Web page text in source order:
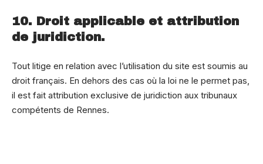
10. Droit applicable et attribution
de juridiction.
Tout litige en relation avec l’utilisation du site est soumis au
droit français. En dehors des cas où la loi ne le permet pas,
il est fait attribution exclusive de juridiction aux tribunaux
compétents de Rennes.